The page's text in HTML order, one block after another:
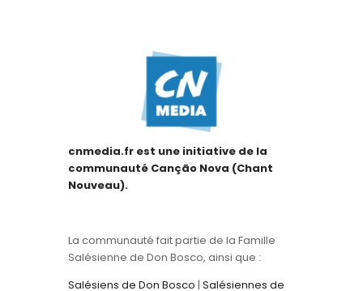
cnmedia.fr est une initiative de la
communauté Canção Nova (Chant
Nouveau).
La communauté fait partie de la Famille
Salésienne de Don Bosco, ainsi que :
Salésiens de Don Bosco | Salésiennes de